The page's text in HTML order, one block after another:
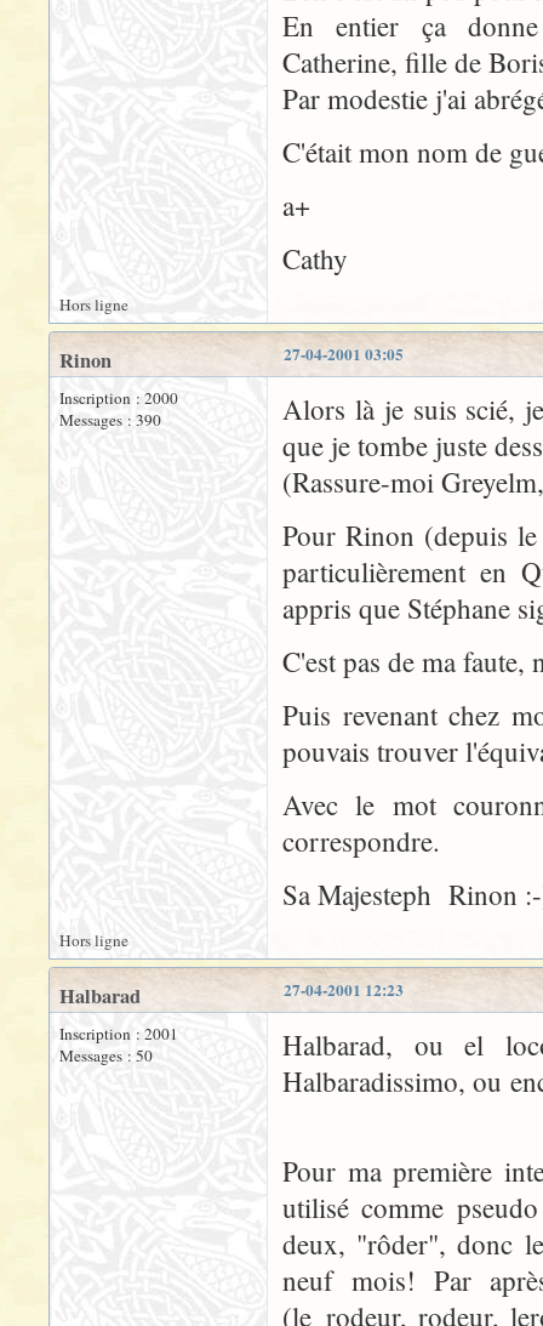
En entier ça donne
Catherine, fille de
Par modestie j'ai
C'était mon nom de
a+
Cathy
Hors ligne
27-04-2001 03:05
Rinon
Inscription : 2000
Messages : 390
Alors là je suis scié,
que je tombe juste
(Rassure-moi
Pour Rinon (depuis
particulièrement en
appris que Stéphane
C'est pas de ma faute,
Puis revenant chez
pouvais trouver
Avec le mot
correspondre.
Sa Majesteph Rinon
Hors ligne
27-04-2001 12:23
Halbarad
Inscription : 2001
Messages : 50
Halbarad, ou el
Pour ma première
utilisé comme
deux, "rôder", donc
neuf mois! Par
(le_rodeur, rodeur,